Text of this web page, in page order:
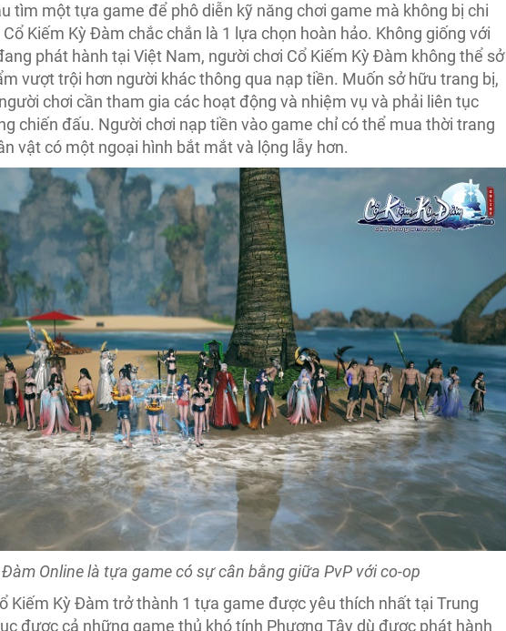
tìm một tựa game để phô diễn kỹ năng chơi game mà không bị chi
Kiếm Kỳ Đàm chắc chắn là 1 lựa chọn hoàn hảo. Không giống với
phát hành tại Việt Nam, người chơi Cổ Kiếm Kỳ Đàm không thể sở
vượt trội hơn người khác thông qua nạp tiền. Muốn sở hữu trang bị,
chơi cần tham gia các hoạt động và nhiệm vụ và phải liên tục
chiến đấu. Người chơi nạp tiền vào game chỉ có thể mua thời trang
vật có một ngoại hình bắt mắt và lộng lẫy hơn.
Đàm Online là tựa game có sự cân bằng giữa PvP với co-op
Kiếm Kỳ Đàm trở thành 1 tựa game được yêu thích nhất tại Trung
được cả những game thủ khó tính Phương Tây dù được phát hành